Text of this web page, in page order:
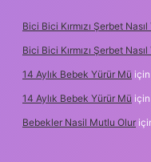
Bici Bici Kırmızı Şerbet Nasıl
Bici Bici Kırmızı Şerbet Nasıl
14 Aylık Bebek Yürür Mü için
14 Aylık Bebek Yürür Mü için
Bebekler Nasil Mutlu Olur